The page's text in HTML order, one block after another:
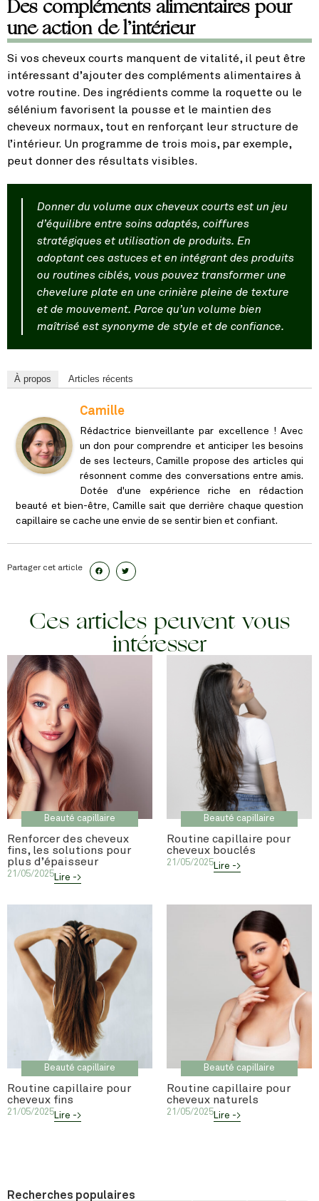
Des compléments alimentaires pour
une action de l’intérieur
Si vos cheveux courts manquent de vitalité, il peut être
intéressant d’ajouter des compléments alimentaires à
votre routine. Des ingrédients comme la roquette ou le
sélénium favorisent la pousse et le maintien des
cheveux normaux, tout en renforçant leur structure de
l’intérieur. Un programme de trois mois, par exemple,
peut donner des résultats visibles.
Donner du volume aux cheveux courts est un jeu
d’équilibre entre soins adaptés, coiffures
stratégiques et utilisation de produits. En
adoptant ces astuces et en intégrant des produits
ou routines ciblés, vous pouvez transformer une
chevelure plate en une crinière pleine de texture
et de mouvement. Parce qu’un volume bien
maîtrisé est synonyme de style et de confiance.
À propos Articles récents
Camille
Rédactrice bienveillante par excellence ! Avec
un don pour comprendre et anticiper les besoins
de ses lecteurs, Camille propose des articles qui
résonnent comme des conversations entre amis.
Dotée d'une expérience riche en rédaction
beauté et bien-être, Camille sait que derrière chaque question
capillaire se cache une envie de se sentir bien et confiant.
Partager cet article
Ces articles peuvent vous
intéresser
Beauté capillaire
Renforcer des cheveux
fins, les solutions pour
plus d’épaisseur
21/05/2025Lire ->
Beauté capillaire
Routine capillaire pour
cheveux bouclés
21/05/2025Lire ->
Beauté capillaire
Routine capillaire pour
cheveux fins
21/05/2025Lire ->
Beauté capillaire
Routine capillaire pour
cheveux naturels
21/05/2025Lire ->
Recherches populaires